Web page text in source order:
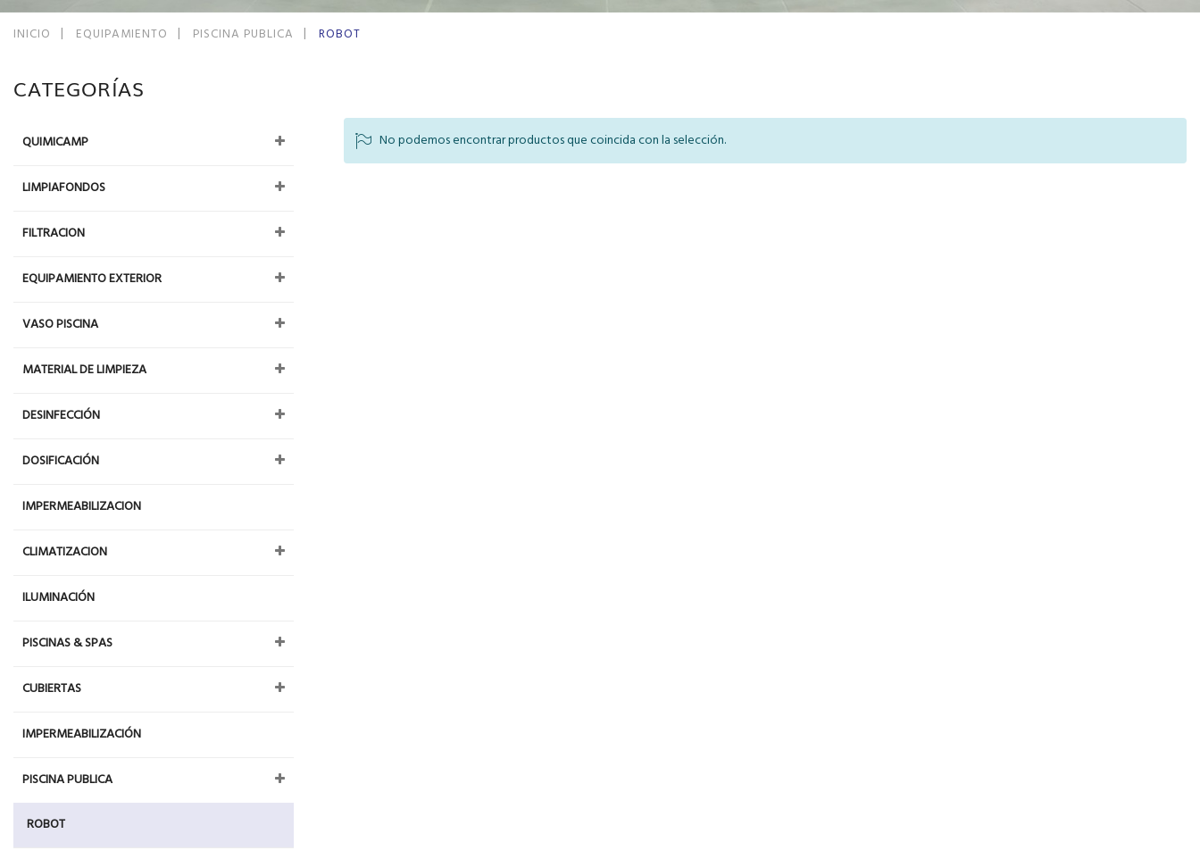
INICIO EQUIPAMIENTO PISCINA PUBLICA ROBOT
No podemos encontrar productos que coincida con la selección.
CATEGORÍAS
QUIMICAMP
LIMPIAFONDOS
FILTRACION
EQUIPAMIENTO EXTERIOR
VASO PISCINA
MATERIAL DE LIMPIEZA
DESINFECCIÓN
DOSIFICACIÓN
IMPERMEABILIZACION
CLIMATIZACION
ILUMINACIÓN
PISCINAS & SPAS
CUBIERTAS
IMPERMEABILIZACIÓN
PISCINA PUBLICA
ROBOT